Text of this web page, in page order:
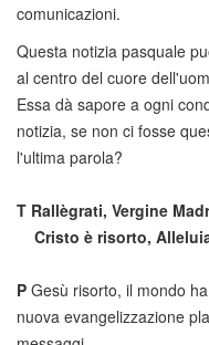
comunicazioni.
Questa notizia pasquale
al centro del cuore
Essa dà sapore a ogni
notizia, se non ci fosse
l'ultima parola?
T Rallègrati, Vergine
Cristo è risorto,
P Gesù risorto, il mondo
nuova evangelizzazione